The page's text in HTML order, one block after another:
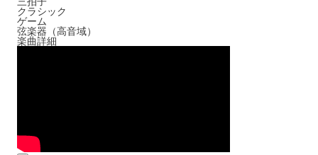
クラシック
ゲーム
弦楽器（高音域）
楽曲詳細